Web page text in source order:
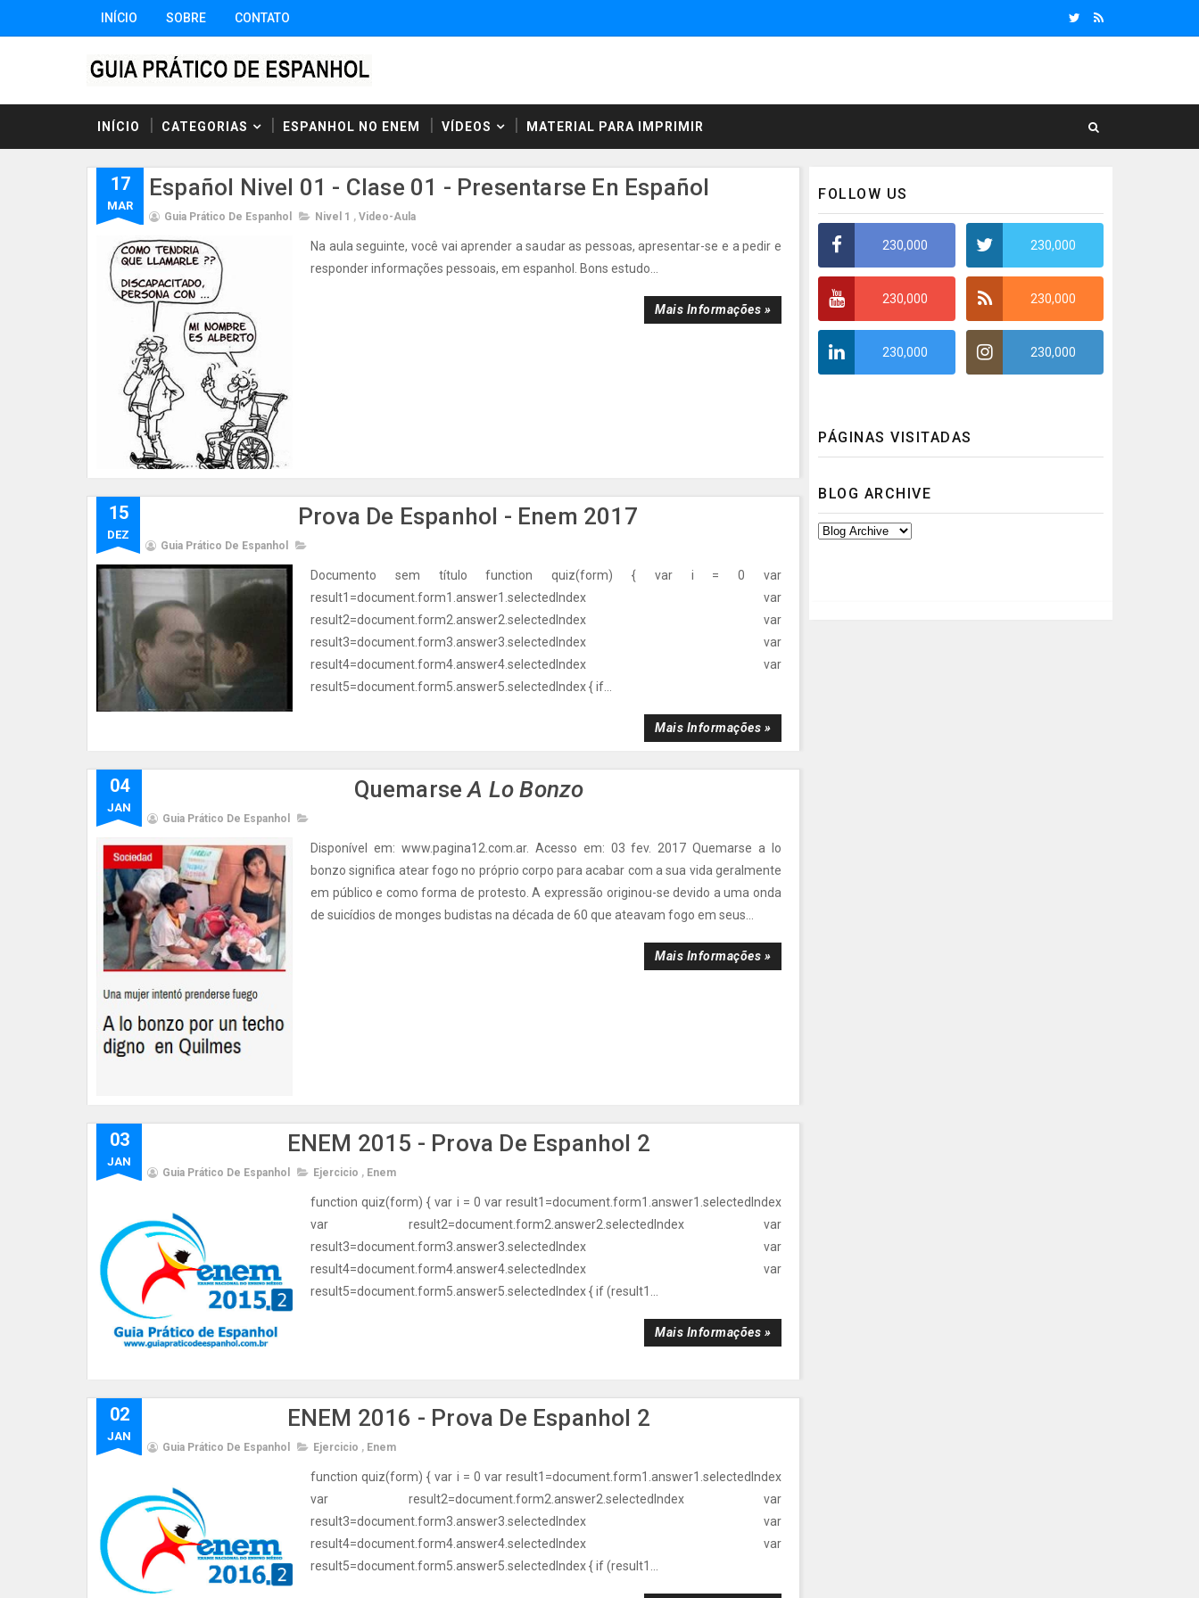
INÍCIO SOBRE CONTATO
INÍCIO CATEGORIAS ESPANHOL NO ENEM VÍDEOS MATERIAL PARA IMPRIMIR
17
MAR
Español Nivel 01 - Clase 01 - Presentarse En Español
Guia Prático De Espanhol Nivel 1 , Video-Aula
Na aula seguinte, você vai aprender a saudar as pessoas, apresentar-se e a pedir e
responder informações pessoais, em espanhol. Bons estudo...
Mais Informações »
15
DEZ
Prova De Espanhol - Enem 2017
Guia Prático De Espanhol
Documento sem título function quiz(form) { var i = 0 var
result1=document.form1.answer1.selectedIndex var
result2=document.form2.answer2.selectedIndex var
result3=document.form3.answer3.selectedIndex var
result4=document.form4.answer4.selectedIndex var
result5=document.form5.answer5.selectedIndex { if...
Mais Informações »
04
JAN
QuemarseA Lo Bonzo
Guia Prático De Espanhol
Disponível em: www.pagina12.com.ar. Acesso em: 03 fev. 2017 Quemarse a lo
bonzo significa atear fogo no próprio corpo para acabar com a sua vida geralmente
em público e como forma de protesto. A expressão originou-se devido a uma onda
de suicídios de monges budistas na década de 60 que ateavam fogo em seus...
Mais Informações »
03
JAN
ENEM 2015 - Prova De Espanhol 2
Guia Prático De Espanhol Ejercicio , Enem
function quiz(form) { var i = 0 var result1=document.form1.answer1.selectedIndex
var result2=document.form2.answer2.selectedIndex var
result3=document.form3.answer3.selectedIndex var
result4=document.form4.answer4.selectedIndex var
result5=document.form5.answer5.selectedIndex { if (result1...
Mais Informações »
02
JAN
ENEM 2016 - Prova De Espanhol 2
Guia Prático De Espanhol Ejercicio , Enem
function quiz(form) { var i = 0 var result1=document.form1.answer1.selectedIndex
var result2=document.form2.answer2.selectedIndex var
result3=document.form3.answer3.selectedIndex var
result4=document.form4.answer4.selectedIndex var
result5=document.form5.answer5.selectedIndex { if (result1...
FOLLOW US
230,000 230,000
230,000 230,000
230,000 230,000
PÁGINAS VISITADAS
BLOG ARCHIVE